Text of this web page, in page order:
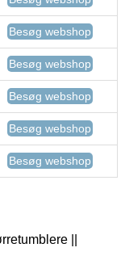
Besøg webshop
Besøg webshop
Besøg webshop
Besøg webshop
Besøg webshop
||